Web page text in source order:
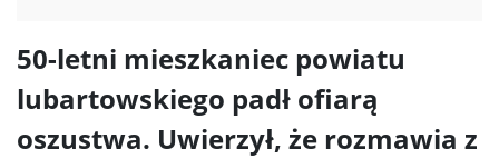
50-letni mieszkaniec powiatu
lubartowskiego padł ofiarą
oszustwa. Uwierzył, że rozmawia z